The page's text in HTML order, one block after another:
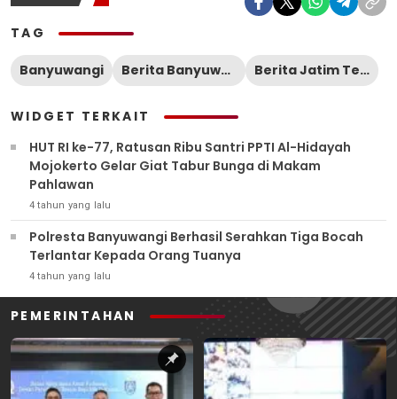
TAG
Banyuwangi Berita Banyuwangi Berita Jatim Terkini
WIDGET TERKAIT
HUT RI ke-77, Ratusan Ribu Santri PPTI Al-Hidayah
Mojokerto Gelar Giat Tabur Bunga di Makam
Pahlawan
4 tahun yang lalu
Polresta Banyuwangi Berhasil Serahkan Tiga Bocah
Terlantar Kepada Orang Tuanya
4 tahun yang lalu
PEMERINTAHAN